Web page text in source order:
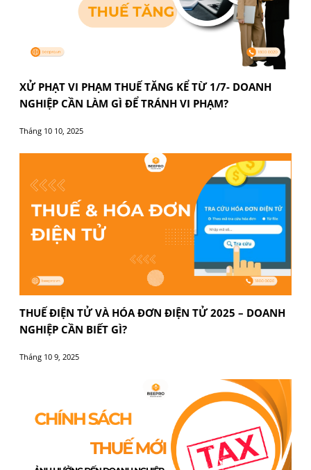
lược, đồng hành cùng sự phát triển của doanh
Dịch vụ kế toán BEE PRO vận hành trên nền công
hiện đại đảm bảo tính chính xác trên từng tác vụ.
ngũ nhân viên chuyên nghiệp tận tình, luôn phản
nhanh chóng những yêu cầu thắc mắc từ phía
nghiệp.
Kết luận​
Dịch vụ kế toán là một lựa chọn mà còn là giải pháp
chiến lược giúp doanh nghiệp vận hành hiệu quả và
phát triển bền vững. Với đội ngũ chuyên môn cao và
công nghệ hiện đại, BEE PRO tin rằng sẽ đáp ứng
những yêu cầu của doanh nghiệp.
BEE PRO
BEE PRO để biết thêm thông tin mới nhất về kế toán,
thuế và các quy định chính sách cập nhật.
– Đồng hành tận tâm!